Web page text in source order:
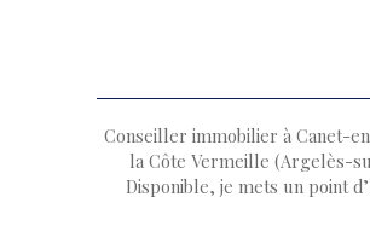
Conseiller immobilier à Canet-
la Côte Vermeille (Argelès-
Disponible, je mets un point